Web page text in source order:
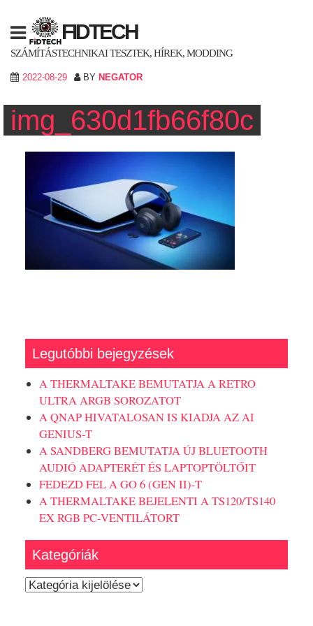
content
FIDTECH
SZÁMÍTÁSTECHNIKAI TESZTEK, HÍREK, MODDING
2022-08-29 BY NEGATOR
img_630d1fb66f80c
Legutóbbi bejegyzések
A THERMALTAKE BEMUTATJA A RETRO
ULTRA ARGB SOROZATOT
A QNAP HIVATALOSAN IS KIADJA AZ AI
GENIUS-T
A SANDBERG BEMUTATJA ÚJ BLUETOOTH
AUDIÓ ADAPTERÉT ÉS LAPTOPTÖLTŐIT
FEDEZD FEL A GO 6 (GEN II)-T
A THERMALTAKE BEJELENTI A TS120/TS140
EX RGB PC-VENTILÁTORT
Kategóriák
Kategóriák